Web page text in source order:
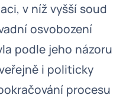
v níž vyšší soud
osvobození
podle jeho názoru
i politicky
procesu